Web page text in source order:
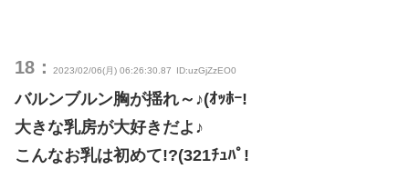
18： 2023/02/06(月) 06:26:30.87 ID:uzGjZzEO0
バルンブルン胸が揺れ～♪(ｵｯﾎｰ!
大きな乳房が大好きだよ♪
こんなお乳は初めて!?(321ﾁｭﾊﾟ!